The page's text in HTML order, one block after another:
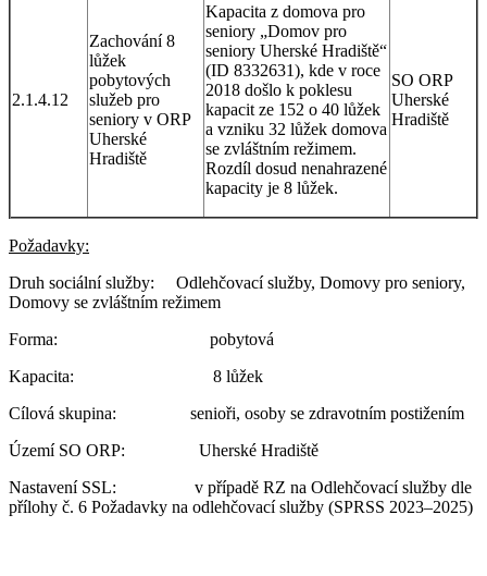
2.1.4.12
Zachování 8
lůžek
pobytových
služeb pro
seniory v ORP
Uherské
Hradiště
Kapacita z domova pro
seniory „Domov pro
seniory Uherské Hradiště“
(ID 8332631), kde v roce
2018 došlo k poklesu
kapacit ze 152 o 40 lůžek
a vzniku 32 lůžek domova
se zvláštním režimem.
Rozdíl dosud nenahrazené
kapacity je 8 lůžek.
SO ORP
Uherské
Hradiště
Požadavky:
Druh sociální služby: Odlehčovací služby, Domovy pro seniory,
Domovy se zvláštním režimem
Forma: pobytová
Kapacita: 8 lůžek
Cílová skupina: senioři, osoby se zdravotním postižením
Území SO ORP: Uherské Hradiště
Nastavení SSL: v případě RZ na Odlehčovací služby dle
přílohy č. 6 Požadavky na odlehčovací služby (SPRSS 2023–2025)